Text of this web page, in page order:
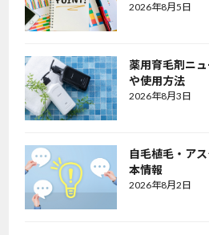
2026年8月5日
薬用育毛剤ニ
や使用方法
2026年8月3日
自毛植毛・ア
本情報
2026年8月2日